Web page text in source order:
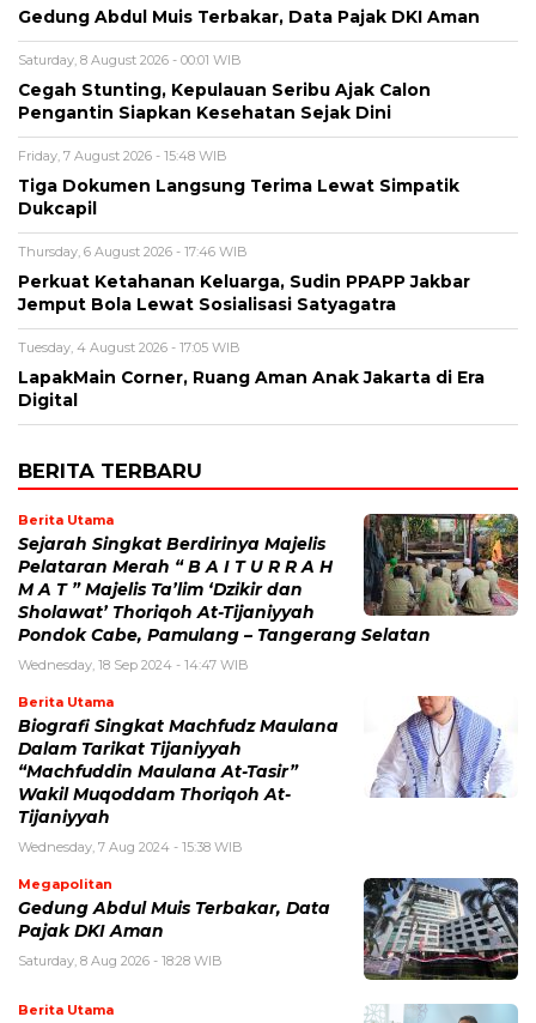
Gedung Abdul Muis Terbakar, Data Pajak DKI Aman
Saturday, 8 August 2026 - 00:01 WIB
Cegah Stunting, Kepulauan Seribu Ajak Calon
Pengantin Siapkan Kesehatan Sejak Dini
Friday, 7 August 2026 - 15:48 WIB
Tiga Dokumen Langsung Terima Lewat Simpatik
Dukcapil
Thursday, 6 August 2026 - 17:46 WIB
Perkuat Ketahanan Keluarga, Sudin PPAPP Jakbar
Jemput Bola Lewat Sosialisasi Satyagatra
Tuesday, 4 August 2026 - 17:05 WIB
LapakMain Corner, Ruang Aman Anak Jakarta di Era
Digital
BERITA TERBARU
Berita Utama
Sejarah Singkat Berdirinya Majelis
Pelataran Merah “ B A I T U R R A H
M A T ” Majelis Ta’lim ‘Dzikir dan
Sholawat’ Thoriqoh At-Tijaniyyah
Pondok Cabe, Pamulang – Tangerang Selatan
Wednesday, 18 Sep 2024 - 14:47 WIB
Berita Utama
Biografi Singkat Machfudz Maulana
Dalam Tarikat Tijaniyyah
“Machfuddin Maulana At-Tasir”
Wakil Muqoddam Thoriqoh At-
Tijaniyyah
Wednesday, 7 Aug 2024 - 15:38 WIB
Megapolitan
Gedung Abdul Muis Terbakar, Data
Pajak DKI Aman
Saturday, 8 Aug 2026 - 18:28 WIB
Berita Utama